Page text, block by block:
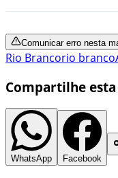
Comunicar erro nesta
Rio Brancorio branco
Compartilhe
WhatsApp Facebook